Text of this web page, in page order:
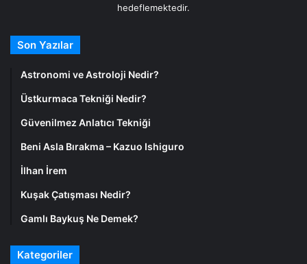
hedeflemektedir.
Son Yazılar
Astronomi ve Astroloji Nedir?
Üstkurmaca Tekniği Nedir?
Güvenilmez Anlatıcı Tekniği
Beni Asla Bırakma – Kazuo Ishiguro
İlhan İrem
Kuşak Çatışması Nedir?
Gamlı Baykuş Ne Demek?
Kategoriler